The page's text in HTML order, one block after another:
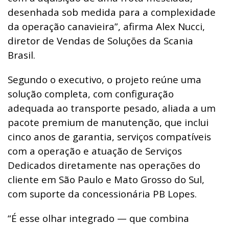
desenhada sob medida para a complexidade
da operação canavieira”, afirma Alex Nucci,
diretor de Vendas de Soluções da Scania
Brasil.
Segundo o executivo, o projeto reúne uma
solução completa, com configuração
adequada ao transporte pesado, aliada a um
pacote premium de manutenção, que inclui
cinco anos de garantia, serviços compatíveis
com a operação e atuação de Serviços
Dedicados diretamente nas operações do
cliente em São Paulo e Mato Grosso do Sul,
com suporte da concessionária PB Lopes.
“É esse olhar integrado — que combina